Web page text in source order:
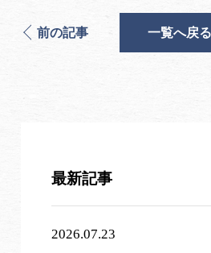
前の記事 一覧へ戻る
最新記事
2026.07.23